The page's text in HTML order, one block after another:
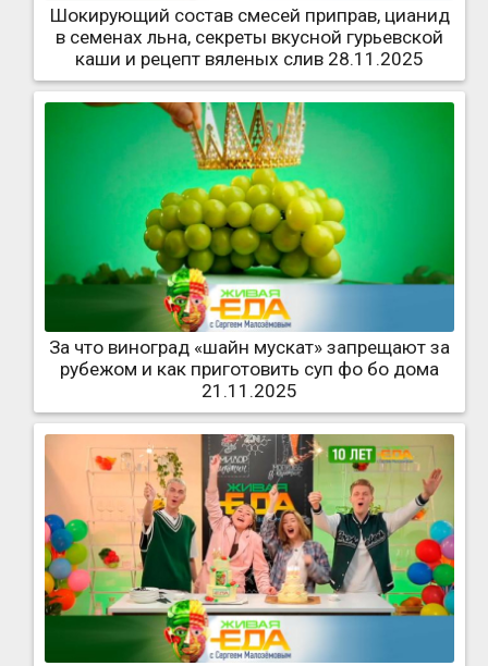
Шокирующий состав смесей приправ, цианид
в семенах льна, секреты вкусной гурьевской
каши и рецепт вяленых слив 28.11.2025
За что виноград «шайн мускат» запрещают за
рубежом и как приготовить суп фо бо дома
21.11.2025